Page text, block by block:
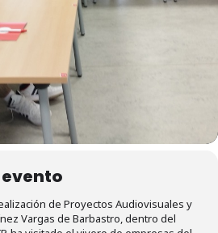
de Proyectos Audiovisuales y
Vargas de Barbastro, dentro del